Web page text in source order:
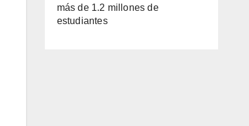
más de 1.2 millones de
estudiantes